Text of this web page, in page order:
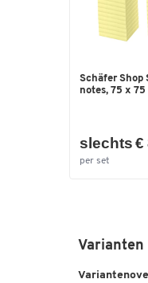
Schäfer Shop
notes, 75 x 75
slechts €
per set
Varianten